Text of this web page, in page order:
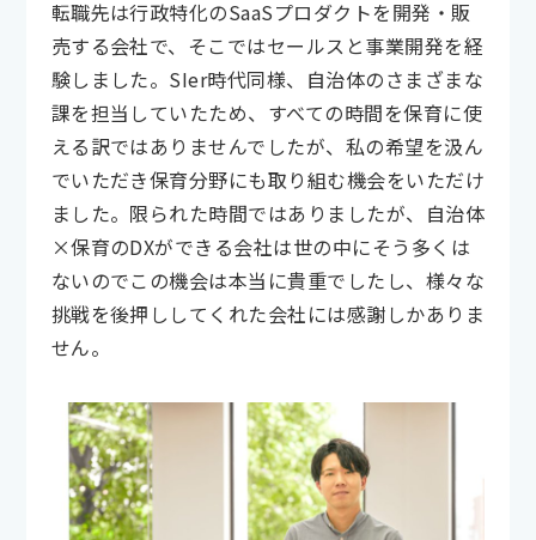
転職先は行政特化のSaaSプロダクトを開発・販
売する会社で、そこではセールスと事業開発を経
験しました。SIer時代同様、自治体のさまざまな
課を担当していたため、すべての時間を保育に使
える訳ではありませんでしたが、私の希望を汲ん
でいただき保育分野にも取り組む機会をいただけ
ました。限られた時間ではありましたが、自治体
×保育のDXができる会社は世の中にそう多くは
ないのでこの機会は本当に貴重でしたし、様々な
挑戦を後押ししてくれた会社には感謝しかありま
せん。